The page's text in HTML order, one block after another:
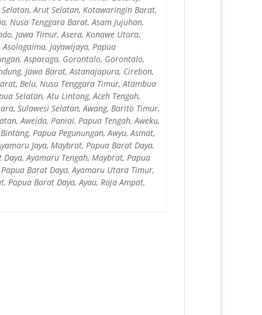
Arut Selatan, Kotawaringin Barat,
Nusa Tenggara Barat, Asam Jujuhan,
Jawa Timur, Asera, Konawe Utara,
Jayawijaya, Papua
Asparaga, Gorontalo, Gorontalo,
Jawa Barat, Astanajapura, Cirebon,
Belu, Nusa Tenggara Timur, Atambua
Selatan, Atu Lintang, Aceh Tengah,
Sulawesi Selatan, Awang, Barito Timur,
Aweida, Paniai, Papua Tengah, Aweku,
Papua Pegunungan, Awyu, Asmat,
Jaya, Maybrat, Papua Barat Daya,
Ayamaru Tengah, Maybrat, Papua
Barat Daya, Ayamaru Utara Timur,
Barat Daya, Ayau, Raja Ampat,